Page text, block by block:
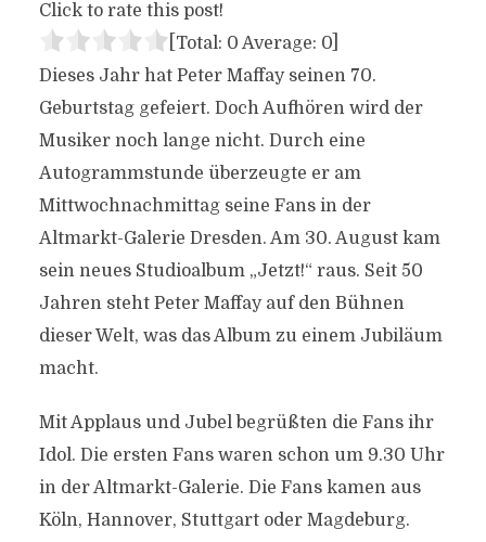
Click to rate this post!
[Total: 0 Average: 0]
Dieses Jahr hat Peter Maffay seinen 70.
Geburtstag gefeiert. Doch Aufhören wird der
Musiker noch lange nicht. Durch eine
Autogrammstunde überzeugte er am
Mittwochnachmittag seine Fans in der
Altmarkt-Galerie Dresden. Am 30. August kam
sein neues Studioalbum „Jetzt!“ raus. Seit 50
Jahren steht Peter Maffay auf den Bühnen
dieser Welt, was das Album zu einem Jubiläum
macht.
Mit Applaus und Jubel begrüßten die Fans ihr
Idol. Die ersten Fans waren schon um 9.30 Uhr
in der Altmarkt-Galerie. Die Fans kamen aus
Köln, Hannover, Stuttgart oder Magdeburg.